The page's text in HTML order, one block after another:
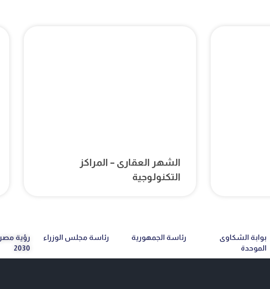
الشهر العقارى – المراكز
التكنولوجية
بوابة الشكاوى
الموحدة
رئاسة الجمهورية رئاسة مجلس الوزراء
رؤية مصر
2030